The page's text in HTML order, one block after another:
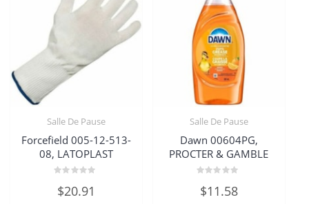
Salle De Pause
Forcefield 005-12-513-
08, LATOPLAST
0
sur
$20.91
Salle De Pause
Dawn 00604PG,
PROCTER & GAMBLE
0
sur
$11.58